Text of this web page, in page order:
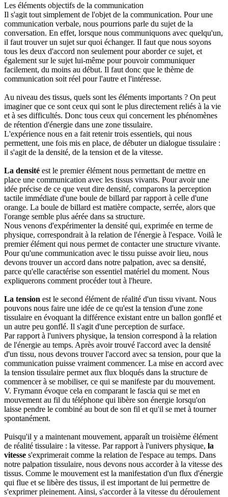
Les éléments objectifs de la communication
Il s'agit tout simplement de l'objet de la communication. Pour une
communication verbale, nous pourrions parle du sujet de la
conversation. En effet, lorsque nous communiquons avec quelqu'un,
il faut trouver un sujet sur quoi échanger. Il faut que nous soyons
tous les deux d'accord non seulement pour aborder ce sujet, et
également sur le sujet lui-même pour pouvoir communiquer
facilement, du moins au début. Il faut donc que le thème de
communication soit réel pour l'autre et l'intéresse.
Au niveau des tissus, quels sont les éléments importants ? On peut
imaginer que ce sont ceux qui sont le plus directement reliés à la vie
et à ses difficultés. Donc tous ceux qui concernent les phénomènes
de rétention d'énergie dans une zone tissulaire.
L'expérience nous en a fait retenir trois essentiels, qui nous
permettent, une fois mis en place, de débuter un dialogue tissulaire :
il s'agit de la densité, de la tension et de la vitesse.
La densité est le premier élément nous permettant de mettre en
place une communication avec les tissus vivants. Pour avoir une
idée précise de ce que veut dire densité, comparons la perception
tactile immédiate d'une boule de billard par rapport à celle d'une
orange. La boule de billard est matière compacte, serrée, alors que
l'orange semble plus aérée dans sa structure.
Nous venons d'expérimenter la densité qui, exprimée en terme de
physique, correspondrait à la relation de l'énergie à l'espace. Voilà le
premier élément qui nous permet de contacter une structure vivante.
Pour qu'une communication avec le tissu puisse avoir lieu, nous
devons trouver un accord dans notre palpation, avec sa densité,
parce qu'elle caractérise son essentiel matériel du moment. Nous
expliquerons comment procéder tout à l'heure.
La tension est le second élément de réalité d'un tissu vivant. Nous
pouvons nous faire une idée de ce qu'est la tension d'une zone
tissulaire en évoquant la différence existant entre un ballon gonflé et
un autre peu gonflé. Il s'agit d'une perception de surface.
Par rapport à l'univers physique, la tension correspond à la relation
de l'énergie au temps. Après avoir trouvé l'accord avec la densité
d'un tissu, nous devons trouver l'accord avec sa tension, pour que la
communication puisse vraiment commencer. La mise en accord avec
la tension tissulaire permet aux flux bloqués dans la structure de
commencer à se mobiliser, ce qui se manifeste par du mouvement.
V. Frymann évoque cela en comparant le fascia qui se met en
mouvement au fil du téléphone qui libère son énergie lorsqu'on
laisse pendre le combiné au bout de son fil et qu'il se met à tourner
spontanément.
Puisqu'il y a maintenant mouvement, apparaît un troisième élément
de réalité tissulaire : la vitesse. Par rapport à l'univers physique, la
vitesse s'exprimerait comme la relation de l'espace au temps. Dans
notre palpation tissulaire, nous devons nous accorder à la vitesse des
tissus. Comme le mouvement est la manifestation d'un flux d'énergie
qui flue et se libère des tissus, il est important de lui permettre de
s'exprimer pleinement. Ainsi, s'accorder à la vitesse du déroulement